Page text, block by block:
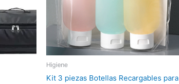
Higiene
Kit 3 piezas Botellas Recargables para
pueden
elegir
en
la
de